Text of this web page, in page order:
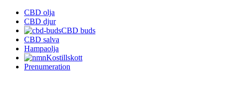
CBD olja
CBD djur
CBD buds
CBD salva
Hampaolja
Kostillskott
Prenumeration